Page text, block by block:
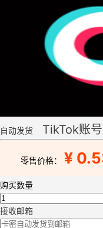
自动发货 TikTok账
零售价格：
¥
购买数量
接收邮箱